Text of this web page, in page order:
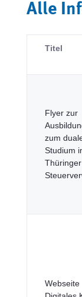
Alle
Titel
Flyer zur
zum
Studium
Thüringer
Webseite